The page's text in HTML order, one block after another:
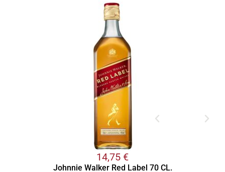
14,75 €
Johnnie Walker Red Label 70 CL.